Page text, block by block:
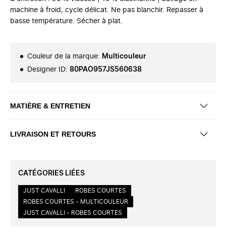
machine à froid, cycle délicat. Ne pas blanchir. Repasser à
basse température. Sécher à plat.
Couleur de la marque: Multicouleur
Designer ID: 80PAO957JS560638
MATIÈRE & ENTRETIEN
LIVRAISON ET RETOURS
CATÉGORIES LIÉES
JUST CAVALLI
ROBES COURTES
ROBES COURTES - MULTICOULEUR
JUST CAVALLI - ROBES COURTES